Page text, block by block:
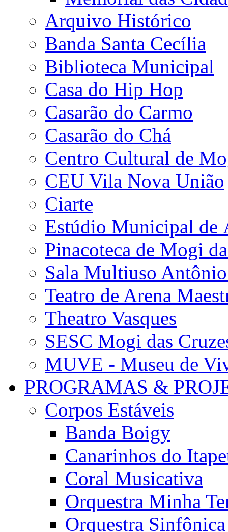
Arquivo Histórico
Banda Santa Cecília
Biblioteca Municipal
Casa do Hip Hop
Casarão do Carmo
Casarão do Chá
Centro Cultural de
CEU Vila Nova União
Ciarte
Estúdio Municipal de
Pinacoteca de Mogi
Sala Multiuso
Teatro de Arena
Theatro Vasques
SESC Mogi das
MUVE - Museu de
PROGRAMAS &
Corpos Estáveis
Banda Boigy
Canarinhos do
Coral Musicativa
Orquestra Minha
Orquestra